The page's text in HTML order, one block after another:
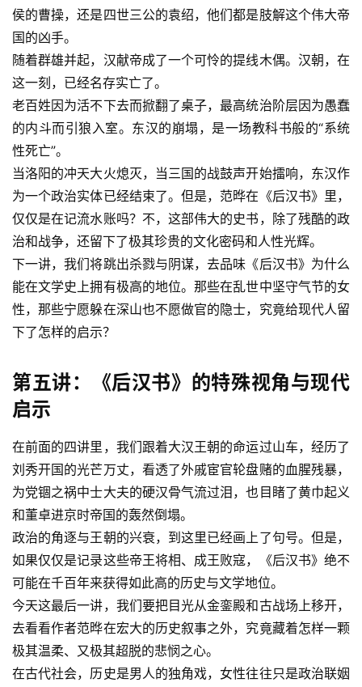
侯的曹操，还是四世三公的袁绍，他们都是肢解这个伟大帝
国的凶手。
随着群雄并起，汉献帝成了一个可怜的提线木偶。汉朝，在
这一刻，已经名存实亡了。
老百姓因为活不下去而掀翻了桌子，最高统治阶层因为愚蠢
的内斗而引狼入室。东汉的崩塌，是一场教科书般的“系统
性死亡”。
当洛阳的冲天大火熄灭，当三国的战鼓声开始擂响，东汉作
为一个政治实体已经结束了。但是，范晔在《后汉书》里，
仅仅是在记流水账吗？不，这部伟大的史书，除了残酷的政
治和战争，还留下了极其珍贵的文化密码和人性光辉。
下一讲，我们将跳出杀戮与阴谋，去品味《后汉书》为什么
能在文学史上拥有极高的地位。那些在乱世中坚守气节的女
性，那些宁愿躲在深山也不愿做官的隐士，究竟给现代人留
下了怎样的启示？
第五讲：《后汉书》的特殊视角与现代
启示
在前面的四讲里，我们跟着大汉王朝的命运过山车，经历了
刘秀开国的光芒万丈，看透了外戚宦官轮盘赌的血腥残暴，
为党锢之祸中士大夫的硬汉骨气流过泪，也目睹了黄巾起义
和董卓进京时帝国的轰然倒塌。
政治的角逐与王朝的兴衰，到这里已经画上了句号。但是，
如果仅仅是记录这些帝王将相、成王败寇，《后汉书》绝不
可能在千百年来获得如此高的历史与文学地位。
今天这最后一讲，我们要把目光从金銮殿和古战场上移开，
去看看作者范晔在宏大的历史叙事之外，究竟藏着怎样一颗
极其温柔、又极其超脱的悲悯之心。
在古代社会，历史是男人的独角戏，女性往往只是政治联姻